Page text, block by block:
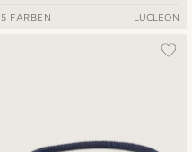
5 FARBEN LUCLEON